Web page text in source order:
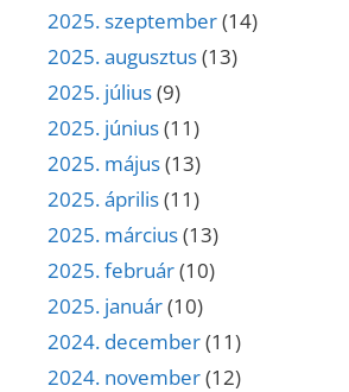
2025. szeptember(14)
2025. augusztus(13)
2025. július(9)
2025. június(11)
2025. május(13)
2025. április(11)
2025. március(13)
2025. február(10)
2025. január(10)
2024. december(11)
2024. november(12)